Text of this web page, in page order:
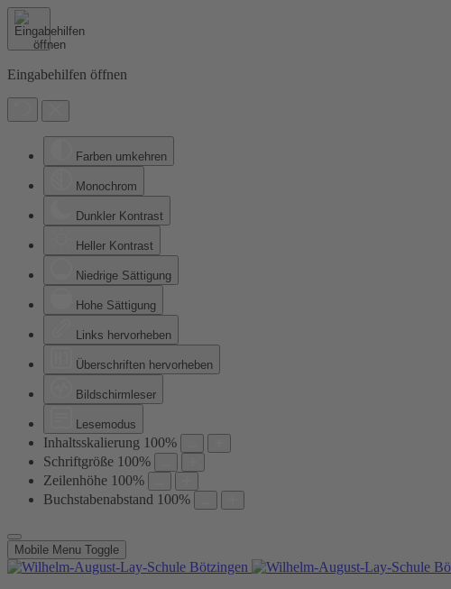
Eingabehilfen öffnen
Farben umkehren
Monochrom
Dunkler Kontrast
Heller Kontrast
Niedrige Sättigung
Hohe Sättigung
Links hervorheben
Überschriften hervorheben
Bildschirmleser
Lesemodus
Inhaltsskalierung 100%
Schriftgröße 100%
Zeilenhöhe 100%
Buchstabenabstand 100%
Mobile Menu Toggle